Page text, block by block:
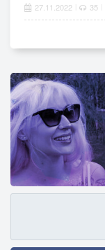
27.11.2022 35